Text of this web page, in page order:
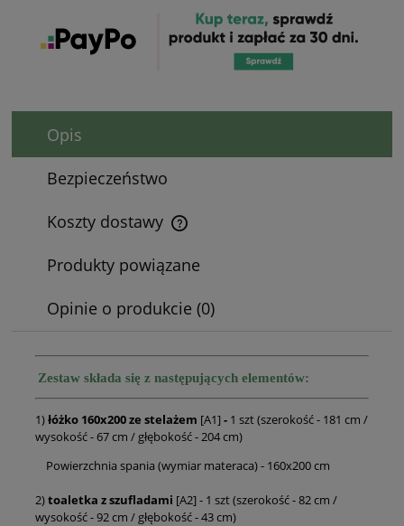
Opis
Bezpieczeństwo
Koszty dostawy
Cena nie zawiera ewentualnych kosztów płatności
Produkty powiązane
Opinie o produkcie (0)
Zestaw składa się z następujących elementów:
1)łóżko 160x200 ze stelażem [A1]- 1 szt (szerokość - 181 cm /
wysokość - 67 cm / głębokość - 204 cm)
Powierzchnia spania (wymiar materaca) - 160x200 cm
2)toaletka z szufladami [A2] - 1 szt (szerokość - 82 cm /
wysokość - 92 cm / głębokość - 43 cm)